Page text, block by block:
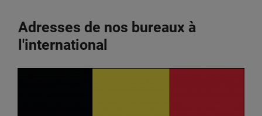
Adresses de nos bureaux à
l'international